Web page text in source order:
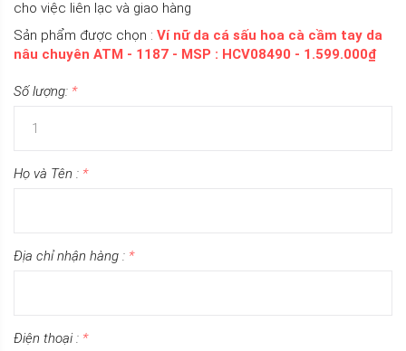
cho việc liên lạc và giao hàng
Sản phẩm được chọn : Ví nữ da cá sấu hoa cà cầm tay da
nâu chuyên ATM - 1187 - MSP : HCV08490 - 1.599.000₫
Số lượng: *
Họ và Tên : *
Địa chỉ nhận hàng : *
Điện thoại : *